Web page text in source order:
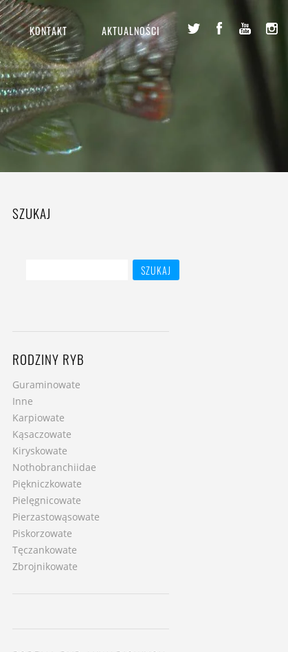
KONTAKT AKTUALNOŚCI
SZUKAJ
RODZINY RYB
Guraminowate
Inne
Karpiowate
Kąsaczowate
Kiryskowate
Nothobranchiidae
Piękniczkowate
Pielęgnicowate
Pierzastowąsowate
Piskorzowate
Tęczankowate
Zbrojnikowate